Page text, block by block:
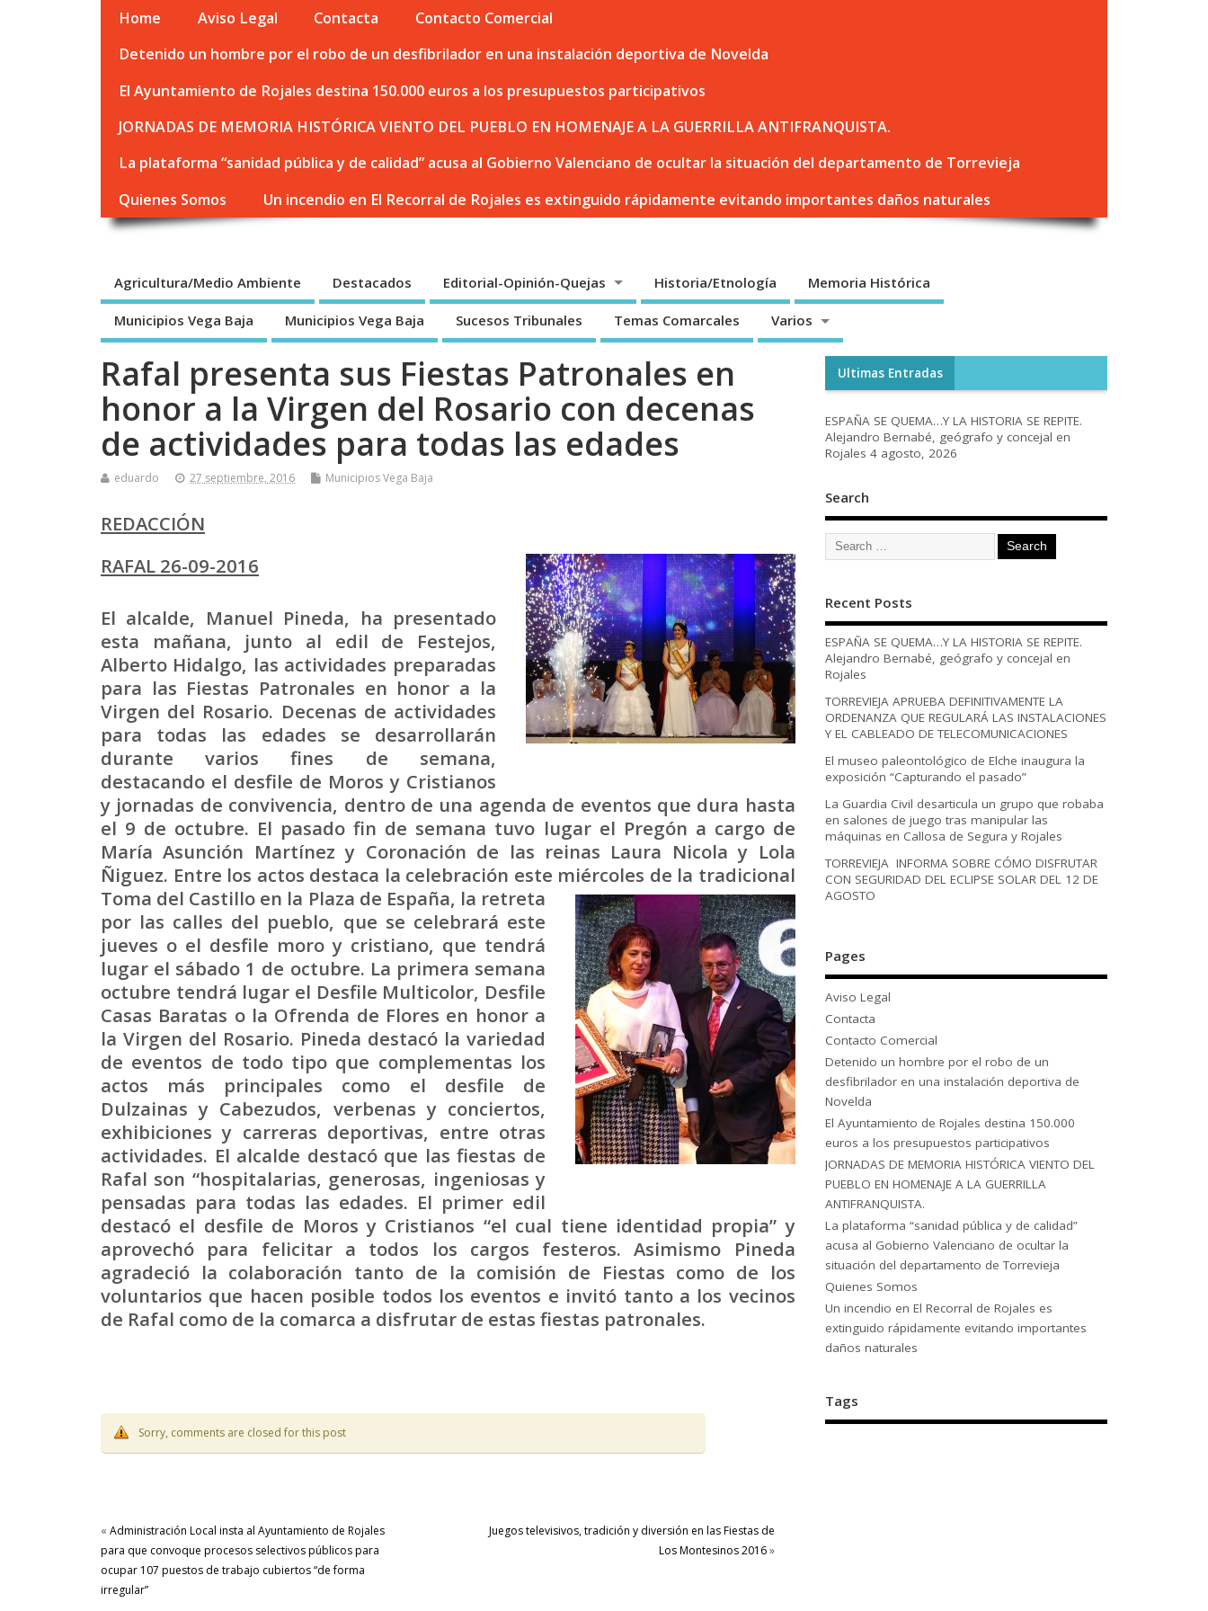
Home Aviso Legal Contacta
Contacto Comercial
Detenido un hombre por el robo de un desfibrilador en una instalación deportiva de Novelda
El Ayuntamiento de Rojales destina 150.000 euros a los presupuestos participativos
JORNADAS DE MEMORIA HISTÓRICA VIENTO DEL PUEBLO EN HOMENAJE A LA GUERRILLA ANTIFRANQUISTA.
La plataforma “sanidad pública y de calidad” acusa al Gobierno Valenciano de ocultar la situación del departamento de Torrevieja
Quienes Somos
Un incendio en El Recorral de Rojales es extinguido rápidamente evitando importantes daños naturales
Agricultura/Medio Ambiente Destacados Editorial-Opinión-Quejas Historia/Etnología Memoria Histórica
Municipios Vega Baja Municipios Vega Baja Sucesos Tribunales Temas Comarcales Varios
Rafal presenta sus Fiestas Patronales en
honor a la Virgen del Rosario con decenas
de actividades para todas las edades
eduardo 27 septiembre, 2016 Municipios Vega Baja
REDACCIÓN
RAFAL 26-09-2016
El alcalde, Manuel Pineda, ha presentado
esta mañana, junto al edil de Festejos,
Alberto Hidalgo, las actividades preparadas
para las Fiestas Patronales en honor a la
Virgen del Rosario. Decenas de actividades
para todas las edades se desarrollarán
durante varios fines de semana,
destacando el desfile de Moros y Cristianos
y jornadas de convivencia, dentro de una agenda de eventos que dura hasta
el 9 de octubre. El pasado fin de semana tuvo lugar el Pregón a cargo de
María Asunción Martínez y Coronación de las reinas Laura Nicola y Lola
Ñiguez. Entre los actos destaca la celebración este miércoles de la tradicional
Toma del Castillo en la Plaza de España, la retreta
por las calles del pueblo, que se celebrará este
jueves o el desfile moro y cristiano, que tendrá
lugar el sábado 1 de octubre. La primera semana
octubre tendrá lugar el Desfile Multicolor, Desfile
Casas Baratas o la Ofrenda de Flores en honor a
la Virgen del Rosario. Pineda destacó la variedad
de eventos de todo tipo que complementas los
actos más principales como el desfile de
Dulzainas y Cabezudos, verbenas y conciertos,
exhibiciones y carreras deportivas, entre otras
actividades. El alcalde destacó que las fiestas de
Rafal son “hospitalarias, generosas, ingeniosas y
pensadas para todas las edades. El primer edil
destacó el desfile de Moros y Cristianos “el cual tiene identidad propia” y
aprovechó para felicitar a todos los cargos festeros. Asimismo Pineda
agradeció la colaboración tanto de la comisión de Fiestas como de los
voluntarios que hacen posible todos los eventos e invitó tanto a los vecinos
de Rafal como de la comarca a disfrutar de estas fiestas patronales.
Sorry, comments are closed for this post
« Administración Local insta al Ayuntamiento de Rojales
para que convoque procesos selectivos públicos para
ocupar 107 puestos de trabajo cubiertos “de forma
irregular”
Juegos televisivos, tradición y diversión en las Fiestas de
Los Montesinos 2016»
Ultimas Entradas
ESPAÑA SE QUEMA…Y LA HISTORIA SE REPITE.
Alejandro Bernabé, geógrafo y concejal en
Rojales 4 agosto, 2026
Search
Recent Posts
ESPAÑA SE QUEMA…Y LA HISTORIA SE REPITE.
Alejandro Bernabé, geógrafo y concejal en
Rojales
TORREVIEJA APRUEBA DEFINITIVAMENTE LA
ORDENANZA QUE REGULARÁ LAS INSTALACIONES
Y EL CABLEADO DE TELECOMUNICACIONES
El museo paleontológico de Elche inaugura la
exposición “Capturando el pasado”
La Guardia Civil desarticula un grupo que robaba
en salones de juego tras manipular las
máquinas en Callosa de Segura y Rojales
TORREVIEJA INFORMA SOBRE CÓMO DISFRUTAR
CON SEGURIDAD DEL ECLIPSE SOLAR DEL 12 DE
AGOSTO
Pages
Aviso Legal
Contacta
Contacto Comercial
Detenido un hombre por el robo de un
desfibrilador en una instalación deportiva de
Novelda
El Ayuntamiento de Rojales destina 150.000
euros a los presupuestos participativos
JORNADAS DE MEMORIA HISTÓRICA VIENTO DEL
PUEBLO EN HOMENAJE A LA GUERRILLA
ANTIFRANQUISTA.
La plataforma “sanidad pública y de calidad”
acusa al Gobierno Valenciano de ocultar la
situación del departamento de Torrevieja
Quienes Somos
Un incendio en El Recorral de Rojales es
extinguido rápidamente evitando importantes
daños naturales
Tags